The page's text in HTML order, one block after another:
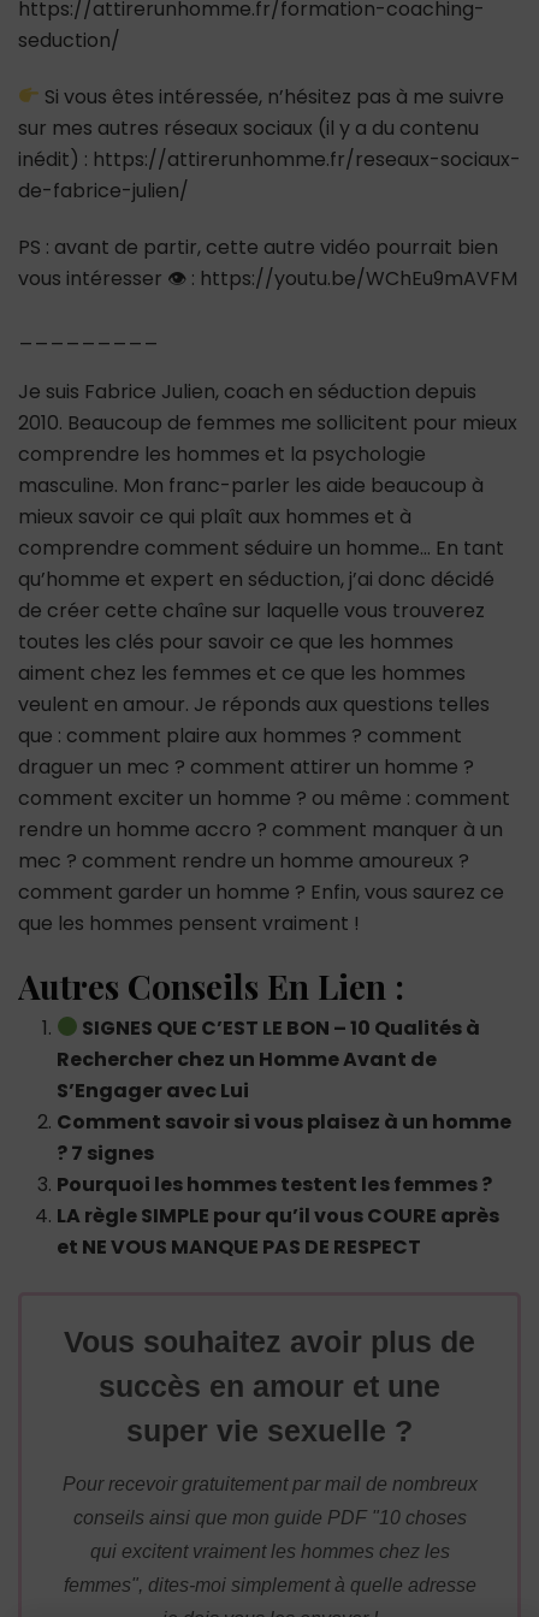
https://attirerunhomme.fr/formation-coaching-
seduction/
Si vous êtes intéressée, n’hésitez pas à me suivre
sur mes autres réseaux sociaux (il y a du contenu
inédit) : https://attirerunhomme.fr/reseaux-sociaux-
de-fabrice-julien/
PS : avant de partir, cette autre vidéo pourrait bien
vous intéresser 👁 : https://youtu.be/WChEu9mAVFM
Je suis Fabrice Julien, coach en séduction depuis
2010. Beaucoup de femmes me sollicitent pour mieux
comprendre les hommes et la psychologie
masculine. Mon franc-parler les aide beaucoup à
mieux savoir ce qui plaît aux hommes et à
comprendre comment séduire un homme… En tant
qu’homme et expert en séduction, j’ai donc décidé
de créer cette chaîne sur laquelle vous trouverez
toutes les clés pour savoir ce que les hommes
aiment chez les femmes et ce que les hommes
veulent en amour. Je réponds aux questions telles
que : comment plaire aux hommes ? comment
draguer un mec ? comment attirer un homme ?
comment exciter un homme ? ou même : comment
rendre un homme accro ? comment manquer à un
mec ? comment rendre un homme amoureux ?
comment garder un homme ? Enfin, vous saurez ce
que les hommes pensent vraiment !
Autres Conseils En Lien :
SIGNES QUE C’EST LE BON – 10 Qualités à
Rechercher chez un Homme Avant de
S’Engager avec Lui
Comment savoir si vous plaisez à un homme
? 7 signes
Pourquoi les hommes testent les femmes ?
LA règle SIMPLE pour qu’il vous COURE après
et NE VOUS MANQUE PAS DE RESPECT
Vous souhaitez avoir plus de
succès en amour et une
super vie sexuelle ?
Pour recevoir gratuitement par mail de nombreux
conseils ainsi que mon guide PDF "10 choses
qui excitent vraiment les hommes chez les
femmes", dites-moi simplement à quelle adresse